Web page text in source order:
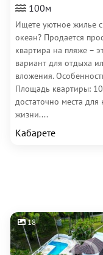
100м
Ищете уютное жилье
океан? Продается
квартира на пляже –
вариант для отдыха
вложения.
Площадь квартиры:
достаточно места
жизни....
Кабарете
18